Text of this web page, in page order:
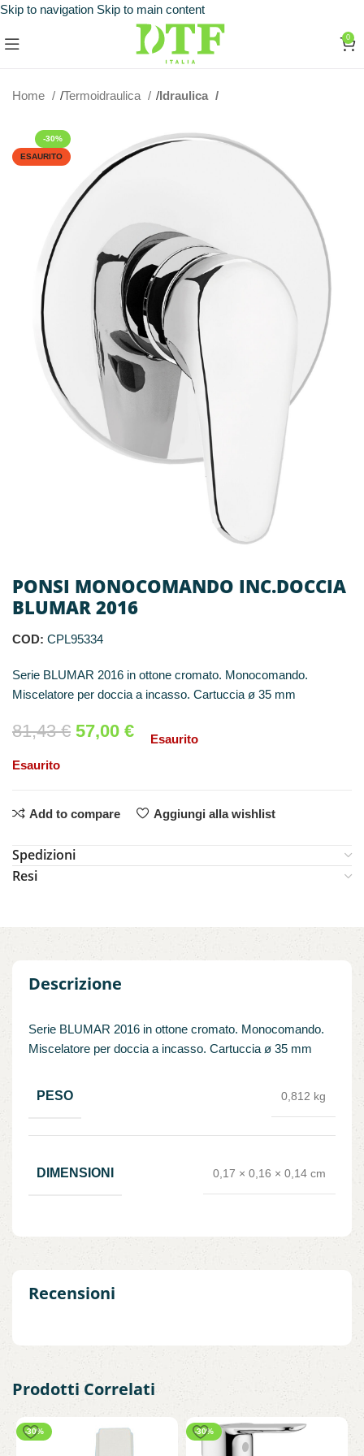
Skip to navigation Skip to main content
0
Home Termoidraulica Idraulica
-30%
ESAURITO
PONSI MONOCOMANDO INC.DOCCIA
BLUMAR 2016
COD: CPL95334
Serie BLUMAR 2016 in ottone cromato. Monocomando.
Miscelatore per doccia a incasso. Cartuccia ø 35 mm
81,43€ 57,00 €
Esaurito
Esaurito
Add to compare Aggiungi alla wishlist
Spedizioni
Resi
Descrizione
Serie BLUMAR 2016 in ottone cromato. Monocomando.
Miscelatore per doccia a incasso. Cartuccia ø 35 mm
PESO 0,812 kg
DIMENSIONI 0,17 × 0,16 × 0,14 cm
Recensioni
Prodotti Correlati
-30% -30%